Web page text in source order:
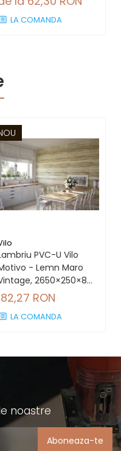
LA COMANDA
PVC-U Vilo
- Lemn Maro
2650×250×8
2.65 mp/cutie (4
RON
LA COMANDA
noastre